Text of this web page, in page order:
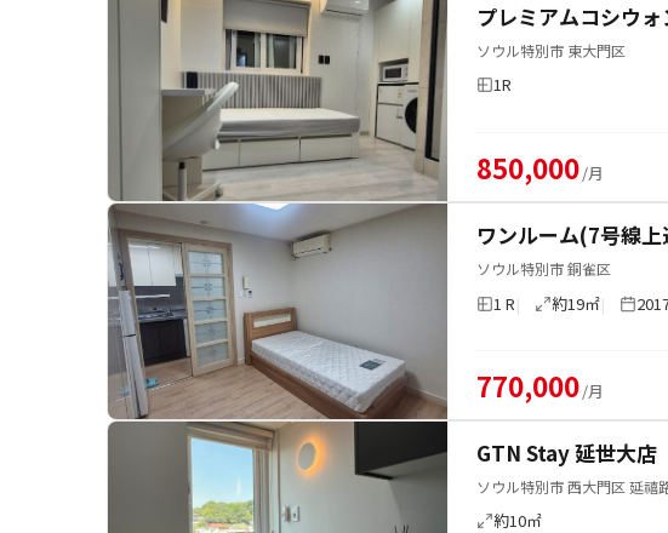
プレミアムコシウォ
ソウル特別市 東大門区
1R
850,000/月
ワンルーム(7号線
ソウル特別市 銅雀区
1 R 約19㎡
770,000/月
GTN Stay 延世大店
ソウル特別市 西大門区 延禧
約10㎡